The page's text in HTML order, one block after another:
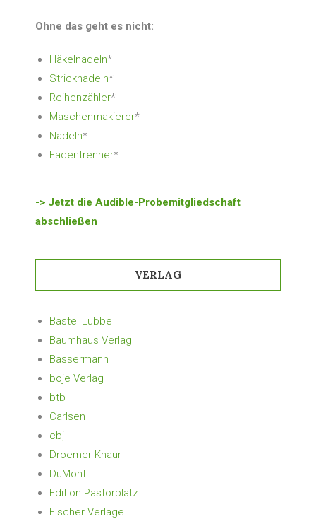
Ohne das geht es nicht:
Häkelnadeln*
Stricknadeln*
Reihenzähler*
Maschenmakierer*
Nadeln*
Fadentrenner*
-> Jetzt die Audible-Probemitgliedschaft
abschließen
VERLAG
Bastei Lübbe
Baumhaus Verlag
Bassermann
boje Verlag
btb
Carlsen
cbj
Droemer Knaur
DuMont
Edition Pastorplatz
Fischer Verlage